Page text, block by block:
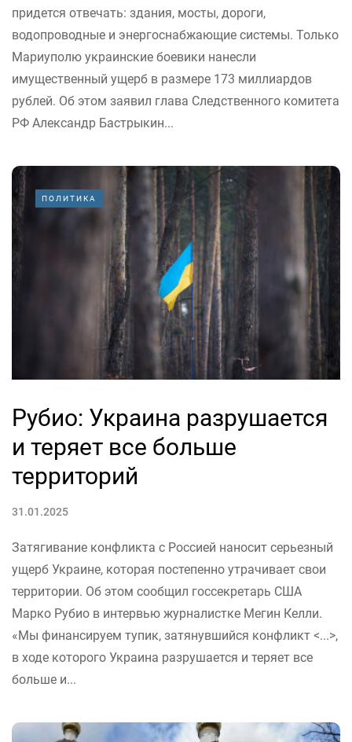
придется отвечать: здания, мосты, дороги,
водопроводные и энергоснабжающие системы. Только
Мариуполю украинские боевики нанесли
имущественный ущерб в размере 173 миллиардов
рублей. Об этом заявил глава Следственного комитета
РФ Александр Бастрыкин...
ПОЛИТИКА
Рубио: Украина разрушается
и теряет все больше
территорий
31.01.2025
Затягивание конфликта с Россией наносит серьезный
ущерб Украине, которая постепенно утрачивает свои
территории. Об этом сообщил госсекретарь США
Марко Рубио в интервью журналистке Мегин Келли.
«Мы финансируем тупик, затянувшийся конфликт <...>,
в ходе которого Украина разрушается и теряет все
больше и...